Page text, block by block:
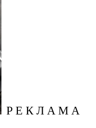
Р Е К Л А М А